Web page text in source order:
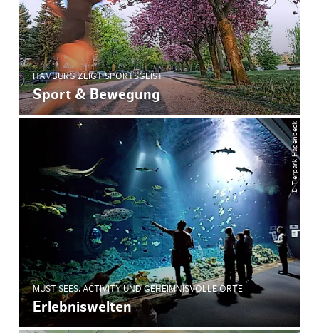
HAMBURG ZEIGT SPORTSGEIST
Sport & Bewegung
© Tierpark Hagenbeck
MUST SEES, ACTIVITY UND GEHEIMNISVOLLE ORTE
Erlebniswelten